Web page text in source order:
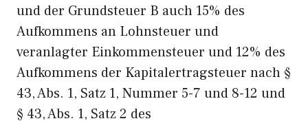
und der Grundsteuer B auch 15% des
Aufkommens an Lohnsteuer und
veranlagter Einkommensteuer und 12% des
Aufkommens der Kapitalertragsteuer nach §
43, Abs. 1, Satz 1, Nummer 5-7 und 8-12 und
§ 43, Abs. 1, Satz 2 des